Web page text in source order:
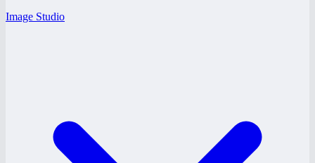
Image Studio